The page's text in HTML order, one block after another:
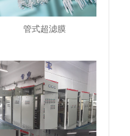
管式超滤膜